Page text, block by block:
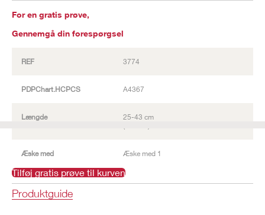
For en gratis prøve,
Gennemgå din forespørgsel
REF 3774
PDPChart.HCPCS A4367
Længde
25-43 cm
Æske med Æske med 1
Tilføj gratis prøve til kurven
Produktguide